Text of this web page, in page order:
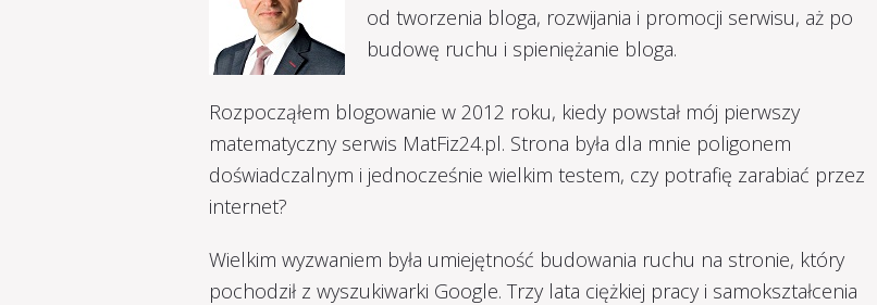
od tworzenia bloga, rozwijania i promocji serwisu, aż po
budowę ruchu i spieniężanie bloga.
Rozpocząłem blogowanie w 2012 roku, kiedy powstał mój pierwszy
matematyczny serwis MatFiz24.pl. Strona była dla mnie poligonem
doświadczalnym i jednocześnie wielkim testem, czy potrafię zarabiać przez
internet?
Wielkim wyzwaniem była umiejętność budowania ruchu na stronie, który
pochodził z wyszukiwarki Google. Trzy lata ciężkiej pracy i samokształcenia